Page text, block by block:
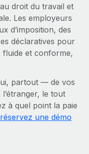
droit du travail et
Les employeurs
d’imposition, des
déclaratives pour
fluide et conforme,
partout — de vos
le tout
à quel point la paie
réservez une démo